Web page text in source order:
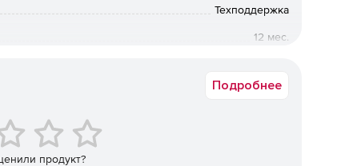
в календаре, отправка приглашений и быстрые
Техподдержка
12 мес.
Подробнее
продукт?